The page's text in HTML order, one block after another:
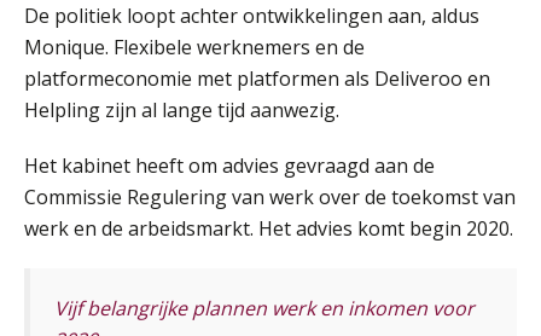
De politiek loopt achter ontwikkelingen aan, aldus
Monique. Flexibele werknemers en de
platformeconomie met platformen als Deliveroo en
Helpling zijn al lange tijd aanwezig.
Het kabinet heeft om advies gevraagd aan de
Commissie Regulering van werk over de toekomst van
werk en de arbeidsmarkt. Het advies komt begin 2020.
Vijf belangrijke plannen werk en inkomen voor
08
SEP
Tweedaagse online Excel training voor de salarisadministrateur (verdieping, specialisatie en AI)
MOCuitgevers
09
SEP
Online cursus Disfunctionerende werknemer: wat nu?
MOCuitgevers
17
Training Grenzen aangeven met zelfvertrouwen en respect